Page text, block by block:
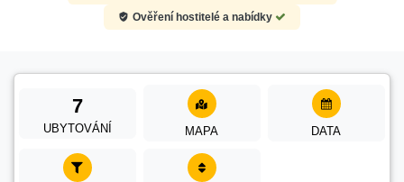
Ověření hostitelé a nabídky
7
UBYTOVÁNÍ MAPA DATA